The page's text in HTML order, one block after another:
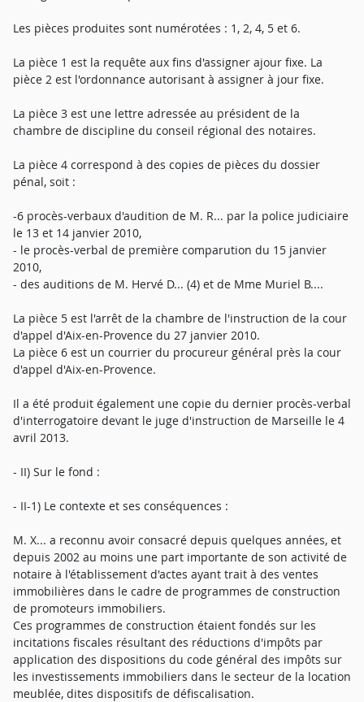
Les pièces produites sont numérotées : 1, 2, 4, 5 et 6.
La pièce 1 est la requête aux fins d'assigner ajour fixe. La
pièce 2 est l'ordonnance autorisant à assigner à jour fixe.
La pièce 3 est une lettre adressée au président de la
chambre de discipline du conseil régional des notaires.
La pièce 4 correspond à des copies de pièces du dossier
pénal, soit :
-6 procès-verbaux d'audition de M. R... par la police judiciaire
le 13 et 14 janvier 2010,
- le procès-verbal de première comparution du 15 janvier
2010,
- des auditions de M. Hervé D... (4) et de Mme Muriel B....
La pièce 5 est l'arrêt de la chambre de l'instruction de la cour
d'appel d'Aix-en-Provence du 27 janvier 2010.
La pièce 6 est un courrier du procureur général près la cour
d'appel d'Aix-en-Provence.
Il a été produit également une copie du dernier procès-verbal
d'interrogatoire devant le juge d'instruction de Marseille le 4
avril 2013.
- II) Sur le fond :
- II-1) Le contexte et ses conséquences :
M. X... a reconnu avoir consacré depuis quelques années, et
depuis 2002 au moins une part importante de son activité de
notaire à l'établissement d'actes ayant trait à des ventes
immobilières dans le cadre de programmes de construction
de promoteurs immobiliers.
Ces programmes de construction étaient fondés sur les
incitations fiscales résultant des réductions d'impôts par
application des dispositions du code général des impôts sur
les investissements immobiliers dans le secteur de la location
meublée, dites dispositifs de défiscalisation.